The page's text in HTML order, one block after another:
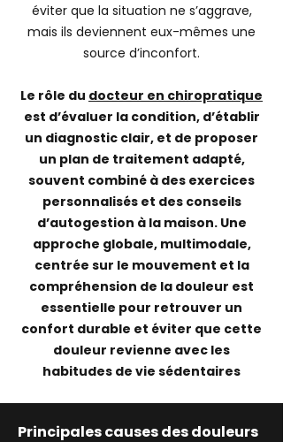
éviter que la situation ne s’aggrave,
mais ils deviennent eux-mêmes une
source d’inconfort.
Le rôle du docteur en chiropratique
est d’évaluer la condition, d’établir
un diagnostic clair, et de proposer
un plan de traitement adapté,
souvent combiné à des exercices
personnalisés et des conseils
d’autogestion à la maison. Une
approche globale, multimodale,
centrée sur le mouvement et la
compréhension de la douleur est
essentielle pour retrouver un
confort durable et éviter que cette
douleur revienne avec les
habitudes de vie sédentaires
Principales causes des douleurs